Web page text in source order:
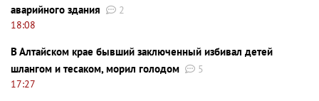
аварийного здания
2
18:08
В Алтайском крае бывший заключенный избивал детей
шлангом и тесаком, морил голодом
5
17:27